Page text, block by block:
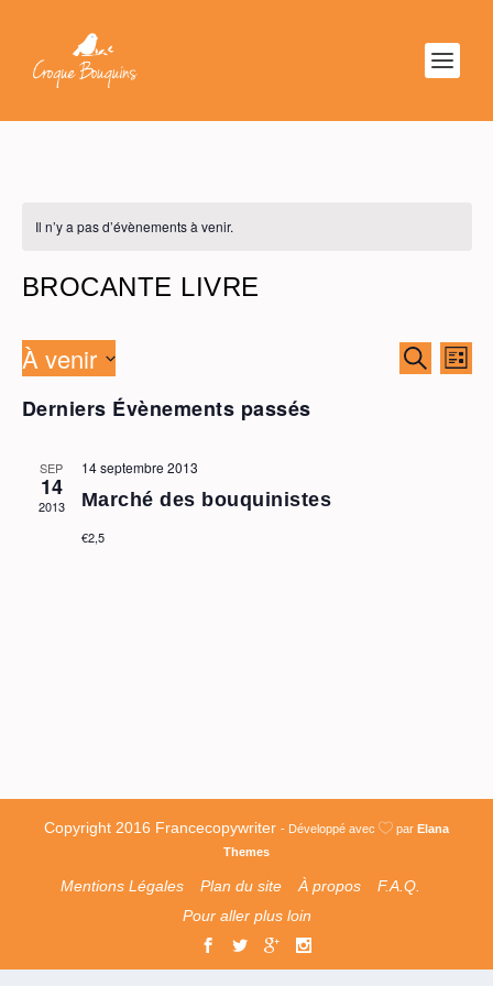
Il n’y a pas d’évènements à venir.
BROCANTE LIVRE
ET
DE
LISTE
À venir
une
Derniers Évènements passés
SEP
14
2013
14 septembre 2013
Marché des bouquinistes
€2,5
Copyright 2016 Francecopywriter - Développé avec par Elana
Themes
Mentions Légales Plan du site À propos
F.A.Q.
Pour aller plus loin